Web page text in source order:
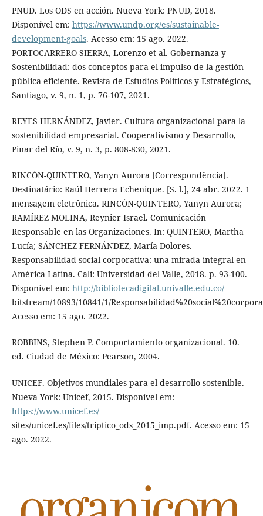
PNUD. Los ODS en acción. Nueva York: PNUD, 2018.
Disponível em: https://www.undp.org/es/sustainable-
development-goals. Acesso em: 15 ago. 2022.
PORTOCARRERO SIERRA, Lorenzo et al. Gobernanza y
Sostenibilidad: dos conceptos para el impulso de la gestión
pública eficiente. Revista de Estudios Políticos y Estratégicos,
Santiago, v. 9, n. 1, p. 76-107, 2021.
REYES HERNÁNDEZ, Javier. Cultura organizacional para la
sostenibilidad empresarial. Cooperativismo y Desarrollo,
Pinar del Río, v. 9, n. 3, p. 808-830, 2021.
RINCÓN-QUINTERO, Yanyn Aurora [Correspondência].
Destinatário: Raúl Herrera Echenique. [S. l.], 24 abr. 2022. 1
mensagem eletrônica. RINCÓN-QUINTERO, Yanyn Aurora;
RAMÍREZ MOLINA, Reynier Israel. Comunicación
Responsable en las Organizaciones. In: QUINTERO, Martha
Lucía; SÁNCHEZ FERNÁNDEZ, María Dolores.
Responsabilidad social corporativa: una mirada integral en
América Latina. Cali: Universidad del Valle, 2018. p. 93-100.
Disponível em: http://bibliotecadigital.univalle.edu.co/
bitstream/10893/10841/1/
Acesso em: 15 ago. 2022.
ROBBINS, Stephen P. Comportamiento organizacional. 10.
ed. Ciudad de México: Pearson, 2004.
UNICEF. Objetivos mundiales para el desarrollo sostenible.
Nueva York: Unicef, 2015. Disponível em:
https://www.unicef.es/
sites/unicef.es/files/triptico_ods_2015_imp.pdf. Acesso em: 15
ago. 2022.